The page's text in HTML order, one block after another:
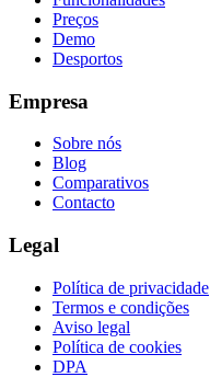
Preços
Demo
Desportos
Empresa
Sobre nós
Blog
Comparativos
Contacto
Legal
Política de privacidade
Termos e condições
Aviso legal
Política de cookies
DPA